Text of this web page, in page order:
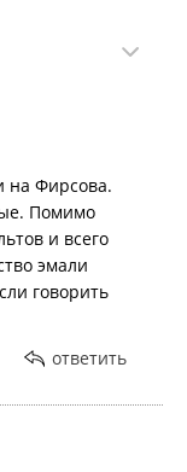
на Фирсова.
Помимо
и всего
эмали
говорить
ответить